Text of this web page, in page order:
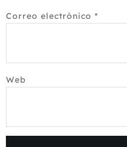
Correo electrónico *
Web